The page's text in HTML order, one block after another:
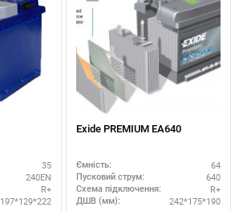
35
240EN
R+
197*129*222
Exide PREMIUM EA640
Ємність: 64
Пусковий струм: 640
Схема підключення: R+
ДШВ (мм): 242*175*190